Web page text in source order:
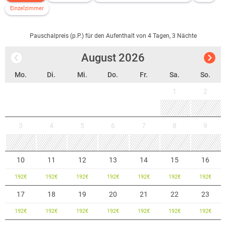
Einzelzimmer
Pauschalpreis (p.P.) für den Aufenthalt von 4 Tagen, 3 Nächte
August 2026
Mo. Di. Mi. Do. Fr. Sa. So.
1 2
3 4 5 6 7 8 9
10
192€
11
192€
12
192€
13
192€
14
192€
15
192€
16
192€
17
192€
18
192€
19
192€
20
192€
21
192€
22
192€
23
192€